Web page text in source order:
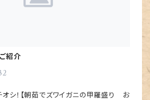
紹介
シ！【朝茹でズワイガニの甲羅盛り お